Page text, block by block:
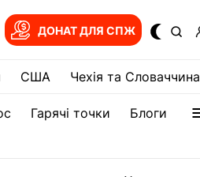
ДОНАТ ДЛЯ СПЖ
США Чехія та Словаччина
Гарячі точки Блоги